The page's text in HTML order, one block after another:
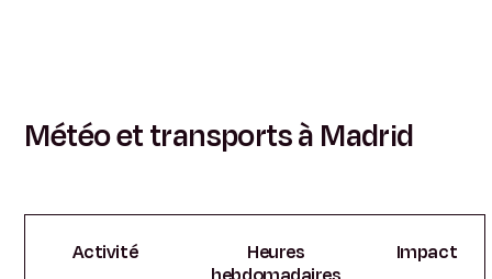
Météo et transports à Madrid
Activité
Heures
Impact